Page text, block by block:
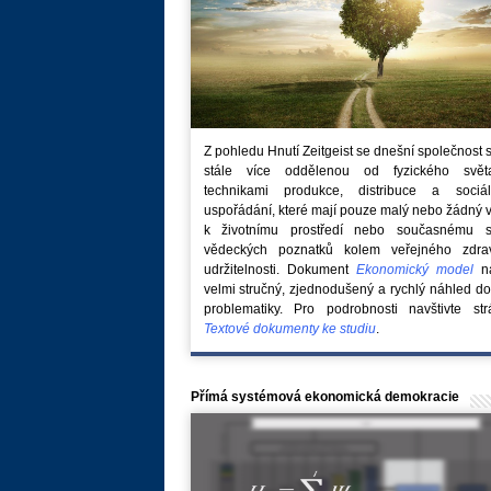
Z pohledu Hnutí Zeitgeist se dnešní společnost
stále více oddělenou od fyzického
technikami produkce, distribuce a
uspořádání, které mají pouze malý nebo žádný
k životnímu prostředí nebo současnému
vědeckých poznatků kolem veřejného
udržitelnosti. Dokument Ekonomický model
velmi stručný, zjednodušený a rychlý náhled
problematiky. Pro podrobnosti navštivte
Textové dokumenty ke studiu.
Přímá systémová ekonomická demokracie